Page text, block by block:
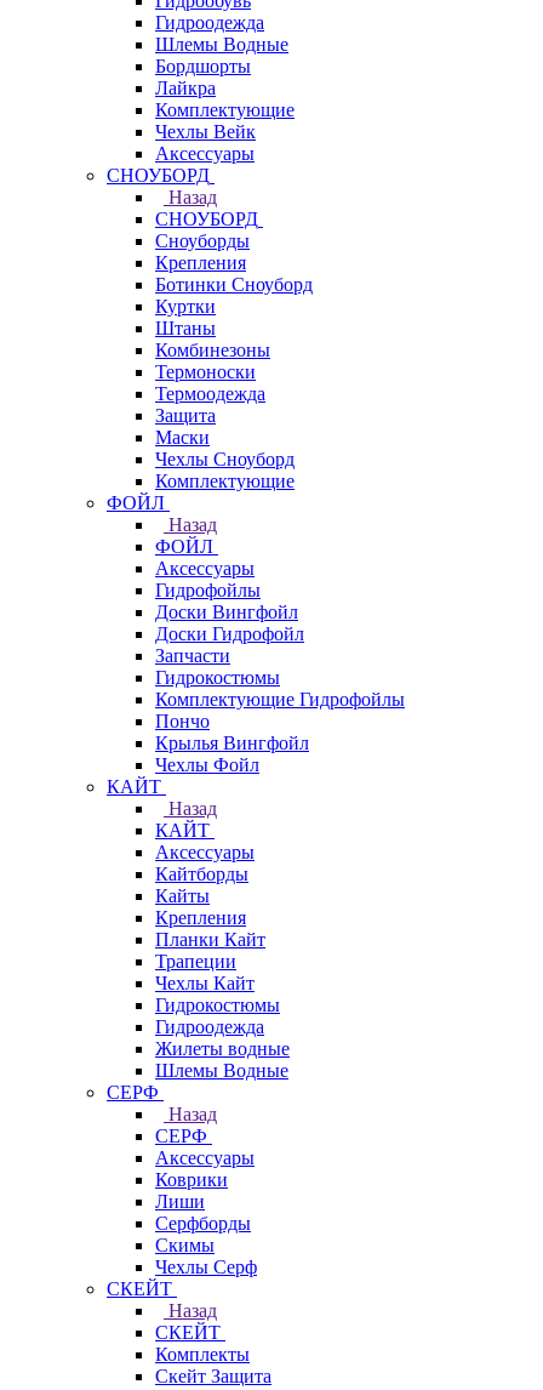
Гидроодежда
Шлемы Водные
Бордшорты
Лайкра
Комплектующие
Чехлы Вейк
Аксессуары
СНОУБОРД
Назад
СНОУБОРД
Сноуборды
Крепления
Ботинки Сноуборд
Куртки
Штаны
Комбинезоны
Термоноски
Термоодежда
Защита
Маски
Чехлы Сноуборд
Комплектующие
ФОЙЛ
Назад
ФОЙЛ
Аксессуары
Гидрофойлы
Доски Вингфойл
Доски Гидрофойл
Запчасти
Гидрокостюмы
Комплектующие Гидрофойлы
Пончо
Крылья Вингфойл
Чехлы Фойл
КАЙТ
Назад
КАЙТ
Аксессуары
Кайтборды
Кайты
Крепления
Планки Кайт
Трапеции
Чехлы Кайт
Гидрокостюмы
Гидроодежда
Жилеты водные
Шлемы Водные
СЕРФ
Назад
СЕРФ
Аксессуары
Коврики
Лиши
Серфборды
Скимы
Чехлы Cерф
СКЕЙТ
Назад
СКЕЙТ
Комплекты
Скейт Защита